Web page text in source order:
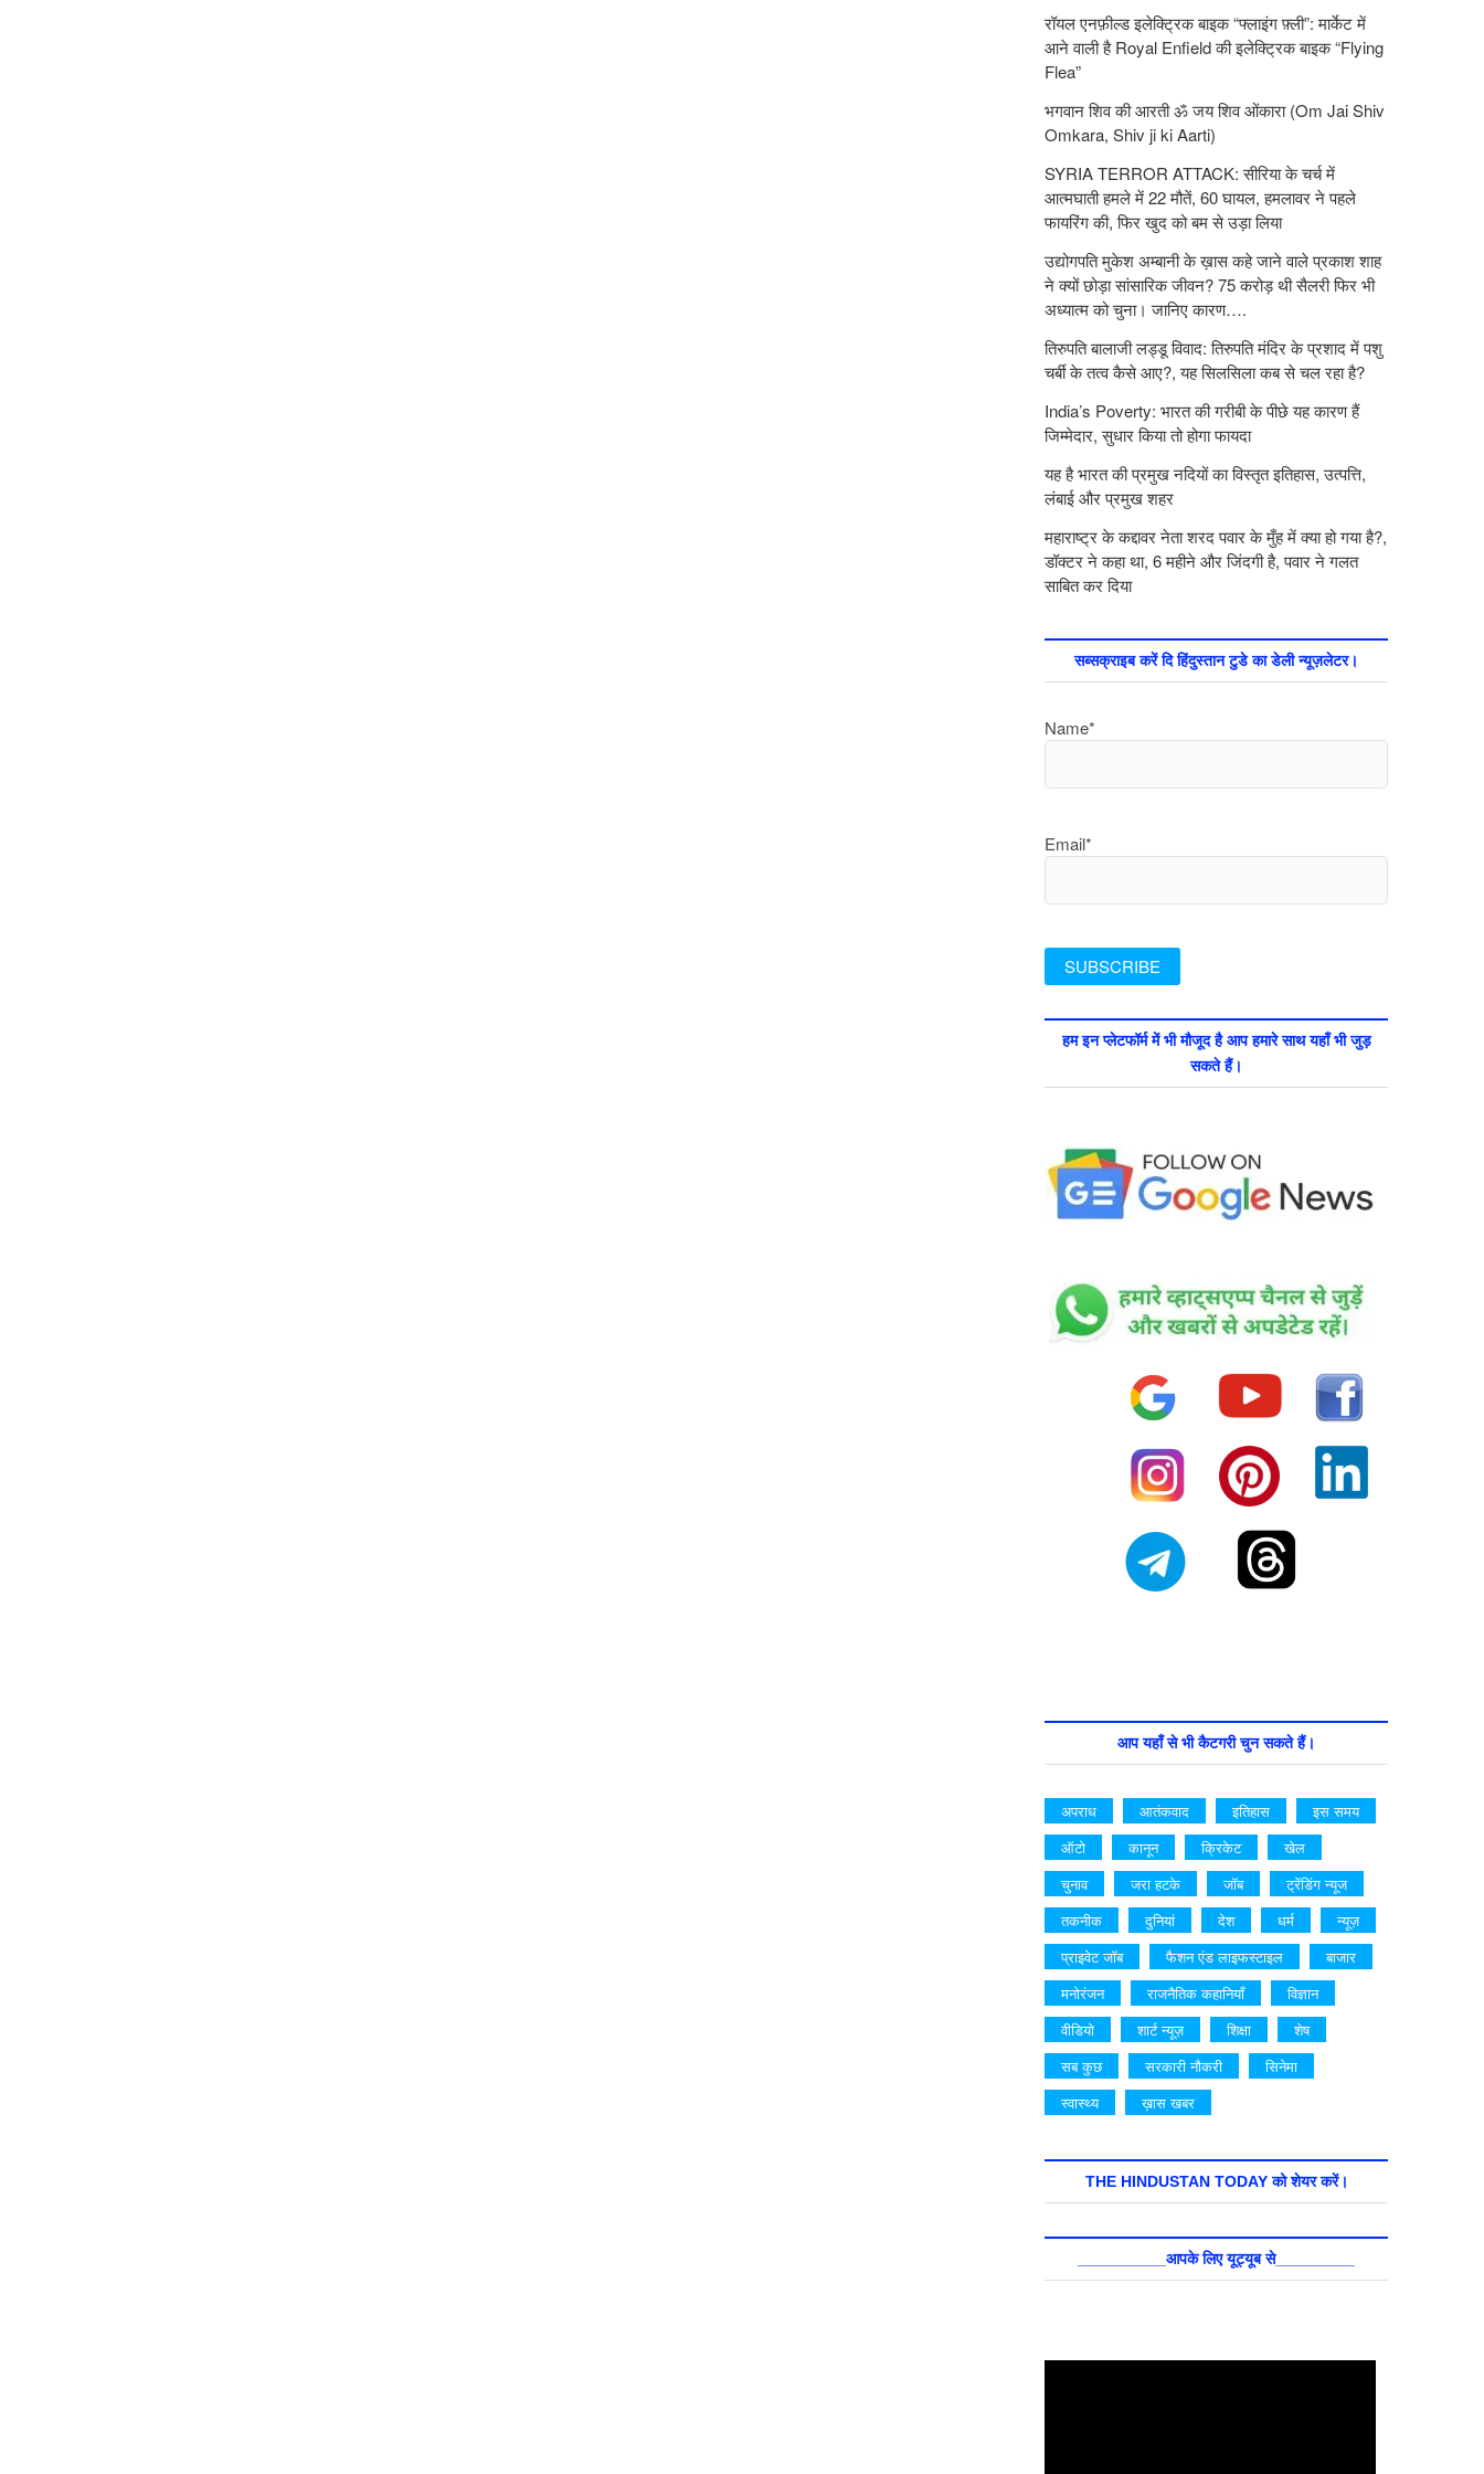
रॉयल एनफ़ील्ड इलेक्ट्रिक बाइक “फ्लाइंग फ़्ली”: मार्केट में
आने वाली है Royal Enfield की इलेक्ट्रिक बाइक “Flying
Flea”
भगवान शिव की आरती ॐ जय शिव ओंकारा (Om Jai Shiv
Omkara, Shiv ji ki Aarti)
SYRIA TERROR ATTACK: सीरिया के चर्च में
आत्मघाती हमले में 22 मौतें, 60 घायल, हमलावर ने पहले
फायरिंग की, फिर खुद को बम से उड़ा लिया
उद्योगपति मुकेश अम्बानी के ख़ास कहे जाने वाले प्रकाश शाह
ने क्यों छोड़ा सांसारिक जीवन? 75 करोड़ थी सैलरी फिर भी
अध्यात्म को चुना। जानिए कारण….
तिरुपति बालाजी लड्डू विवाद: तिरुपति मंदिर के प्रशाद में पशु
चर्बी के तत्‍व कैसे आए?, यह सिलसिला कब से चल रहा है?
India’s Poverty: भारत की गरीबी के पीछे यह कारण हैं
जिम्‍मेदार, सुधार किया तो होगा फायदा
यह है भारत की प्रमुख नदियों का विस्तृत इतिहास, उत्पत्ति,
लंबाई और प्रमुख शहर
महाराष्ट्र के कद्दावर नेता शरद पवार के मुँह में क्या हो गया है?,
डॉक्टर ने कहा था, 6 महीने और जिंदगी है, पवार ने गलत
साबित कर दिया
सब्सक्राइब करें दि हिंदुस्तान टुडे का डेली न्यूज़लेटर।
Name*
Email*
हम इन प्लेटफॉर्म में भी मौजूद है आप हमारे साथ यहाँ भी जुड़
सकते हैं।
आप यहाँ से भी कैटगरी चुन सकते हैं।
अपराध आतंकवाद इतिहास
इस समय
ऑटो
कानून क्रिकेट
खेल
चुनाव
जरा हटके जॉब
ट्रेंडिंग न्यूज
तकनीक
दुनियां देश धर्म
न्यूज़
प्राइवेट जॉब
फैशन एंड लाइफस्टाइल
बाजार
मनोरंजन
राजनैतिक कहानियाँ
विज्ञान
वीडियो
शार्ट न्यूज़ शिक्षा
शेष
सब कुछ
सरकारी नौकरी
सिनेमा
स्वास्थ्य
ख़ास खबर
THE HINDUSTAN TODAY को शेयर करें।
__________आपके लिए यूट्यूब से_________